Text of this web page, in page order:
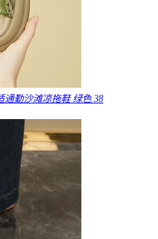
勤沙滩凉拖鞋 绿色 38